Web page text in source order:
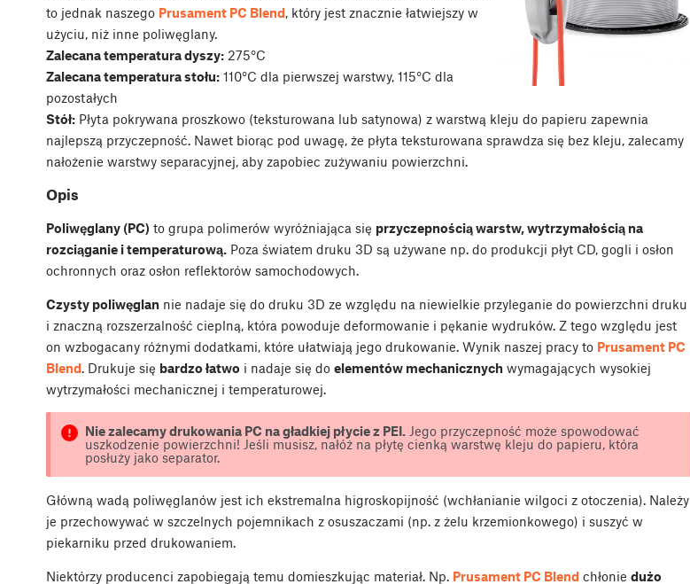
to jednak naszego Prusament PC Blend, który jest znacznie łatwiejszy w
użyciu, niż inne poliwęglany.
Zalecana temperatura dyszy: 275°C
Zalecana temperatura stołu: 110°C dla pierwszej warstwy, 115°C dla
pozostałych
Stół: Płyta pokrywana proszkowo (teksturowana lub satynowa) z warstwą kleju do papieru zapewnia
najlepszą przyczepność. Nawet biorąc pod uwagę, że płyta teksturowana sprawdza się bez kleju, zalecamy
nałożenie warstwy separacyjnej, aby zapobiec zużywaniu powierzchni.
Opis
Poliwęglany (PC) to grupa polimerów wyróżniająca się przyczepnością warstw, wytrzymałością na
rozciąganie i temperaturową. Poza światem druku 3D są używane np. do produkcji płyt CD, gogli i osłon
ochronnych oraz osłon reflektorów samochodowych.
Czysty poliwęglan nie nadaje się do druku 3D ze względu na niewielkie przyleganie do powierzchni druku
i znaczną rozszerzalność cieplną, która powoduje deformowanie i pękanie wydruków. Z tego względu jest
on wzbogacany różnymi dodatkami, które ułatwiają jego drukowanie. Wynik naszej pracy to Prusament PC
Blend. Drukuje się bardzo łatwo i nadaje się do elementów mechanicznych wymagających wysokiej
wytrzymałości mechanicznej i temperaturowej.
Nie zalecamy drukowania PC na gładkiej płycie z PEI.Jego przyczepność może spowodować
uszkodzenie powierzchni! Jeśli musisz, nałóż na płytę cienką warstwę kleju do papieru, która
posłuży jako separator.
Główną wadą poliwęglanów jest ich ekstremalna higroskopijność (wchłanianie wilgoci z otoczenia). Należy
je przechowywać w szczelnych pojemnikach z osuszaczami (np. z żelu krzemionkowego) i suszyć w
piekarniku przed drukowaniem.
Niektórzy producenci zapobiegają temu domieszkując materiał. Np. Prusament PC Blend chłonie dużo